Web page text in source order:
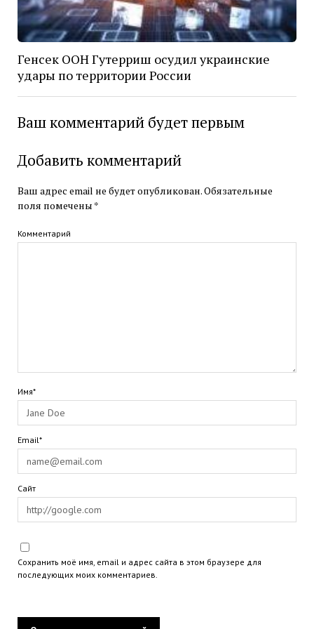
Генсек ООН Гутерриш осудил украинские
удары по территории России
Ваш комментарий будет первым
Добавить комментарий
Ваш адрес email не будет опубликован.Обязательные
поля помечены *
Комментарий
Имя*
Email*
Сайт
Сохранить моё имя, email и адрес сайта в этом браузере для
последующих моих комментариев.